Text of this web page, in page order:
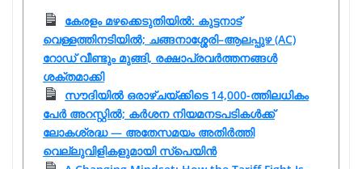
കേരളം മഴക്കെടുതിയിൽ: കുട്ടനാട്
വെള്ളത്തിനടിയിൽ; ചങ്ങനാശ്ശേരി–ആലപ്പുഴ (AC)
റോഡ് വീണ്ടും മുങ്ങി, രക്ഷാപ്രവർത്തനങ്ങൾ
ശക്തമാക്കി
സൗദിയിൽ ഒരാഴ്ചയ്ക്കിടെ 14,000-ത്തിലധികം
പേർ അറസ്റ്റിൽ; കർശന നിയമനടപടികൾക്ക്
ലോകശ്രദ്ധ — അതേസമയം അതിർത്തി
വെല്ലുവിളികളുമായി സ്പെയിൻ